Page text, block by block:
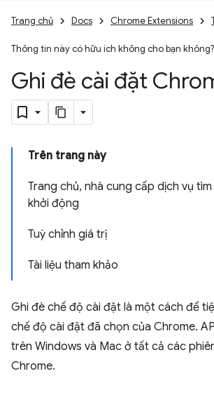
Trang chủ Docs Chrome Extensions
Thông tin này có hữu ích không cho bạn không?
Ghi đè cài đặt
Trên trang này
Trang chủ, nhà cung cấp dịch vụ
khởi động
Tuỳ chỉnh giá trị
Tài liệu tham khảo
Ghi đè chế độ cài đặt là một cách để
chế độ cài đặt đã chọn của Chrome.
trên Windows và Mac ở tất cả các
Chrome.